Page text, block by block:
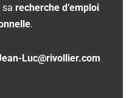
sarecherche d’emploi
.
Luc@rivollier.com